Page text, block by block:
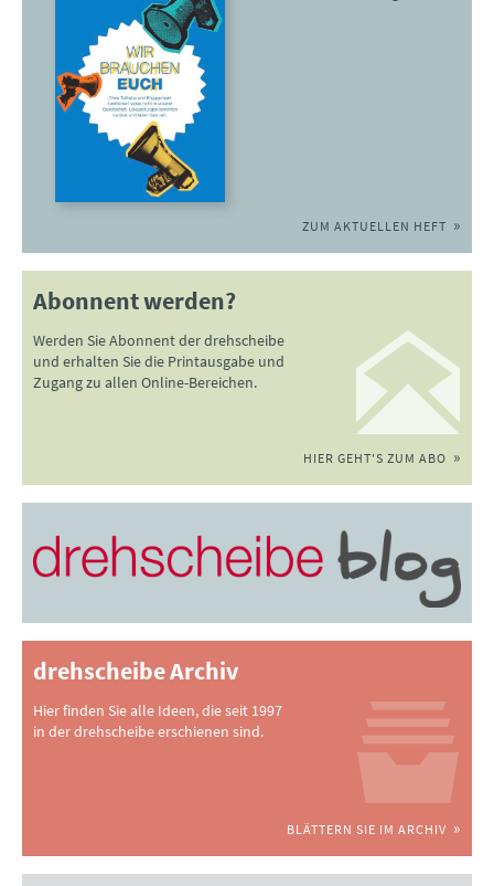
ZUM AKTUELLEN HEFT
Abonnent werden?
Werden Sie Abonnent der drehscheibe
und erhalten Sie die Printausgabe und
Zugang zu allen Online-Bereichen.
HIER GEHT'S ZUM ABO
drehscheibe Archiv
Hier finden Sie alle Ideen, die seit 1997
in der drehscheibe erschienen sind.
BLÄTTERN SIE IM ARCHIV